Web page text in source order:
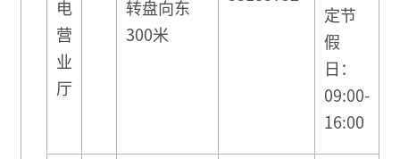
电
营
业
厅
转盘向东
300米
定节
假
日：
09:00-
16:00